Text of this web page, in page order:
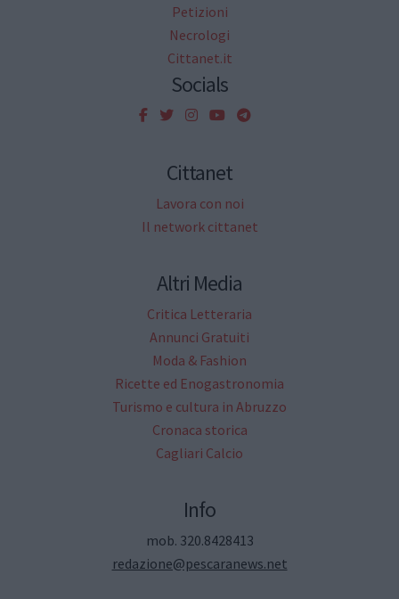
Petizioni
Necrologi
Cittanet.it
Socials
Cittanet
Lavora con noi
Il network cittanet
Altri Media
Critica Letteraria
Annunci Gratuiti
Moda & Fashion
Ricette ed Enogastronomia
Turismo e cultura in Abruzzo
Cronaca storica
Cagliari Calcio
Info
mob. 320.8428413
redazione@pescaranews.net